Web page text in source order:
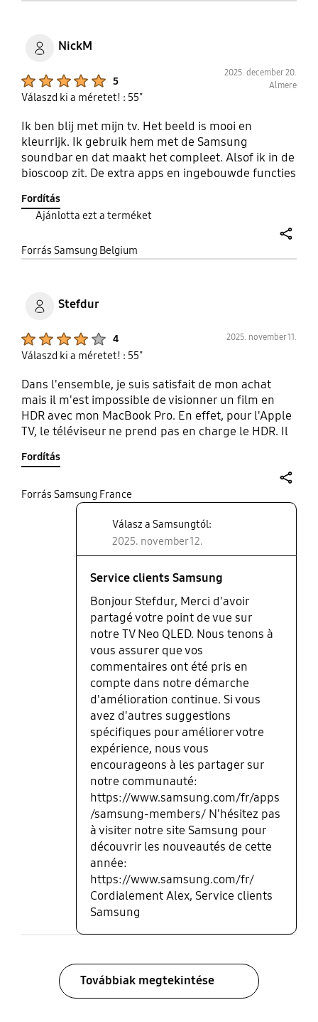
NickM
5
2025. december 20.
Almere
Válaszd ki a méretet! : 55"
Ik ben blij met mijn tv. Het beeld is mooi en
kleurrijk. Ik gebruik hem met de Samsung
soundbar en dat maakt het compleet. Alsof ik in de
bioscoop zit. De extra apps en ingebouwde functies
Fordítás
Ajánlotta ezt a terméket
Forrás Samsung Belgium
Stefdur
4 2025. november 11.
Válaszd ki a méretet! : 55"
Dans l'ensemble, je suis satisfait de mon achat
mais il m'est impossible de visionner un film en
HDR avec mon MacBook Pro. En effet, pour l'Apple
TV, le téléviseur ne prend pas en charge le HDR. Il
il y a quelques années, sur le site d'Apple. Je dois
donc me contenté d'un petit écran (de très bonne
qualité certe) alors que je profité d'un 65' ! Je
pensais trouver un driver ou quelque chose afin
que les deux appareils fonctionnent mais rien.
Fordítás
Forrás Samsung France
Válasz a Samsungtól:
2025. november 12.
Service clients Samsung
Bonjour Stefdur, Merci d'avoir
partagé votre point de vue sur
notre TV Neo QLED. Nous tenons à
vous assurer que vos
commentaires ont été pris en
compte dans notre démarche
d'amélioration continue. Si vous
avez d'autres suggestions
spécifiques pour améliorer votre
expérience, nous vous
encourageons à les partager sur
notre communauté:
https://www.samsung.com/fr/apps
/samsung-members/ N'hésitez pas
à visiter notre site Samsung pour
découvrir les nouveautés de cette
année:
https://www.samsung.com/fr/
Cordialement Alex, Service clients
Samsung
Továbbiak megtekintése